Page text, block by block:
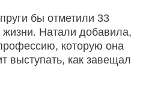
бы отметили 33
Натали добавила,
которую она
выступать, как завещал